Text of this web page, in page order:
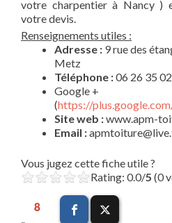
votre charpentier à Nancy )
votre devis.
Renseignements utiles :
Adresse : 9 rue des
Metz
Téléphone :06 26 35
Google +
(https://
Site web :www.apm-
Email :
Vous jugez cette fiche utile ?
Rating: 0.0/5 (0
8